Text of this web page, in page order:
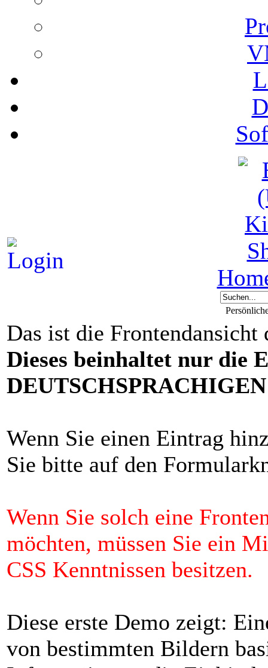
Das ist die
Dieses beinhaltet nur die
Wenn Sie einen Eintrag
Sie bitte auf den
Wenn Sie solch eine
möchten, müssen Sie ein
CSS Kenntnissen besitzen.
Diese erste Demo zeigt:
von bestimmten Bildern